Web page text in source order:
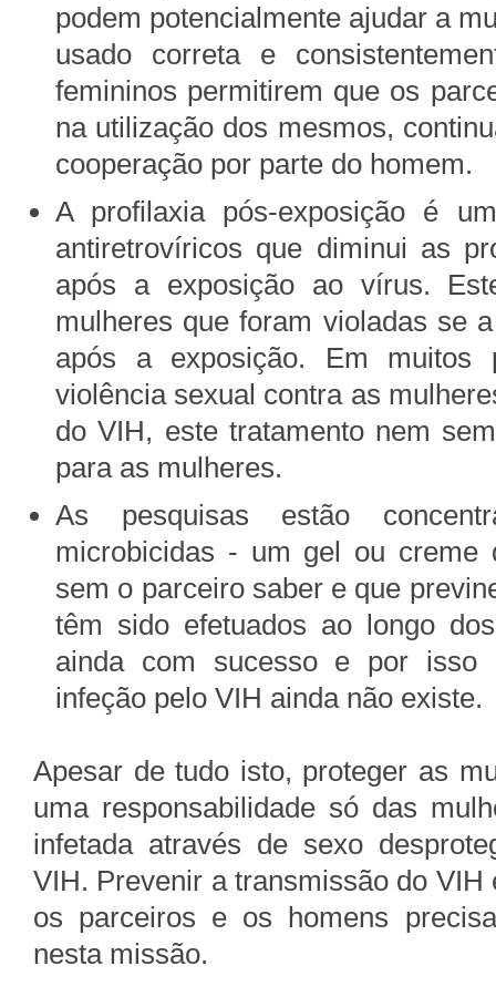
podem potencialmente ajudar a
usado correta e
femininos permitirem que os
na utilização dos mesmos,
cooperação por parte do homem.
A profilaxia pós-exposição é
antiretrovíricos que diminui as
após a exposição ao vírus.
mulheres que foram violadas se
após a exposição. Em muitos
violência sexual contra as
do VIH, este tratamento nem
para as mulheres.
As pesquisas estão
microbicidas - um gel ou creme
sem o parceiro saber e que
têm sido efetuados ao longo
ainda com sucesso e por isso
infeção pelo VIH ainda não existe.
Apesar de tudo isto, proteger as
uma responsabilidade só das
infetada através de sexo
VIH. Prevenir a transmissão do
os parceiros e os homens
nesta missão.